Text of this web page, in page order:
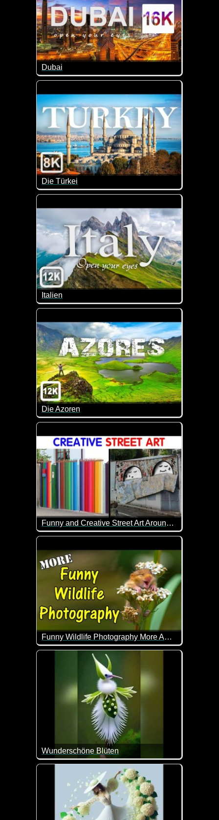
Dubai
Ein geniales Video von Dubai.
Die Türkei
Super schöne Eindrücke von der Türkei.
Italien
Wenn du mal etwas mehr Zeit hast, kannst du mit
Die Azoren
Hier siehst du wunderschöne Seen, Meere,
Funny and Creative Street Art Around The World
Wenn Straßenkunst nur immer so schön wäre...
Funny Wildlife Photography More Amazing Images
Was für geniale lustige Bilder von Tieren in freier
Wunderschöne Blüten
Kaum zu glauben, dass diese Blüten echt sein